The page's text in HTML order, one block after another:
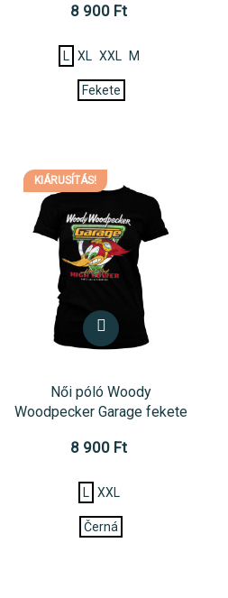
8 900 Ft
L XL XXL M
Fekete
KIÁRUSÍTÁS!
Női póló Woody
Woodpecker Garage fekete
8 900 Ft
L XXL
Černá